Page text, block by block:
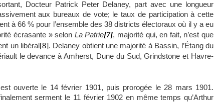
Docteur Patrick Peter Delaney, part avec une longueur
aux bureaux de vote; le taux de participation à cette
à 66 % pour l’ensemble des 38 districts électoraux où il y a eu
écrasante » selon La Patrie[7], majorité qui, en fait, n’est que
un libéral [8]. Delaney obtient une majorité à Bassin, l’Étang du
le devance à Amherst, Dune du Sud, Grindstone et Havre-
est ouverte le 14 février 1901, puis prorogée le 28 mars 1901.
serment le 11 février 1902 en même temps qu’Arthur